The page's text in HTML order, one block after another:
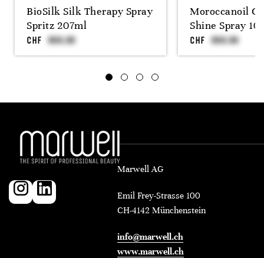
BioSilk Silk Therapy Spray
Spritz 207ml
CHF
Moroccanoil
Shine Spray
CHF
Marwell AG
Emil Frey-Strasse 100
CH-4142 Münchenstein
info@marwell.ch
www.marwell.ch